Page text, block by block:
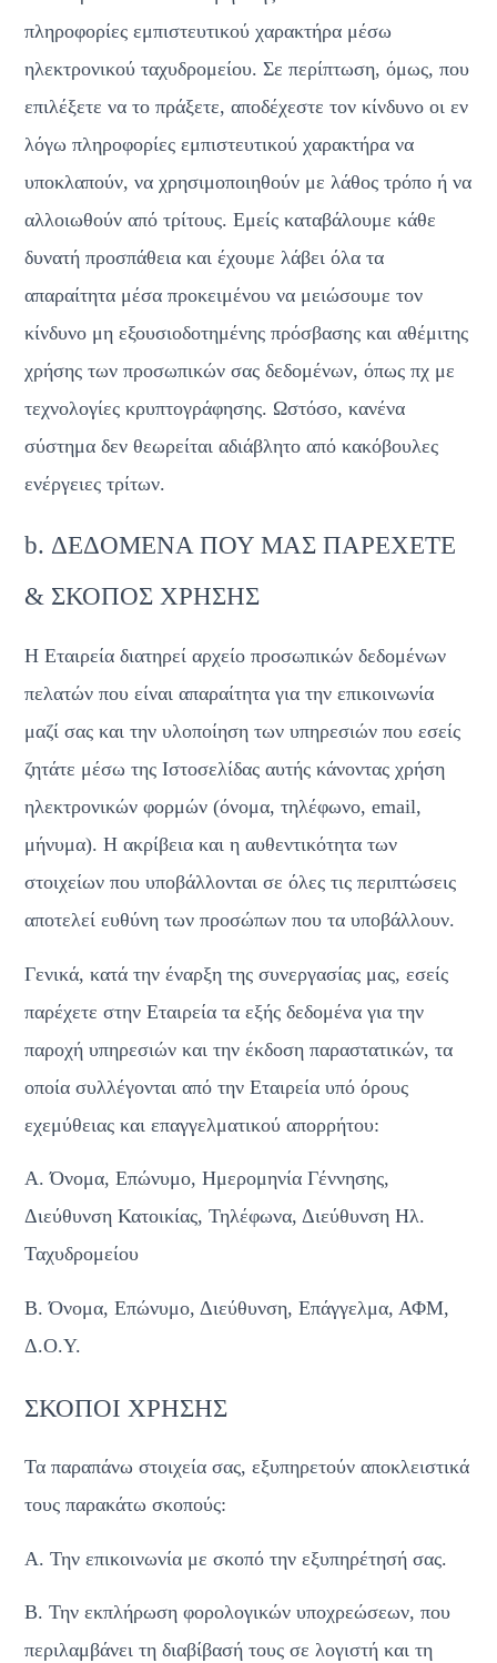
πληροφορίες εμπιστευτικού χαρακτήρα μέσω
ηλεκτρονικού ταχυδρομείου. Σε περίπτωση, όμως, που
επιλέξετε να το πράξετε, αποδέχεστε τον κίνδυνο οι εν
λόγω πληροφορίες εμπιστευτικού χαρακτήρα να
υποκλαπούν, να χρησιμοποιηθούν με λάθος τρόπο ή να
αλλοιωθούν από τρίτους. Εμείς καταβάλουμε κάθε
δυνατή προσπάθεια και έχουμε λάβει όλα τα
απαραίτητα μέσα προκειμένου να μειώσουμε τον
κίνδυνο μη εξουσιοδοτημένης πρόσβασης και αθέμιτης
χρήσης των προσωπικών σας δεδομένων, όπως πχ με
τεχνολογίες κρυπτογράφησης. Ωστόσο, κανένα
σύστημα δεν θεωρείται αδιάβλητο από κακόβουλες
ενέργειες τρίτων.
b. ΔΕΔΟΜΕΝΑ ΠΟΥ ΜΑΣ ΠΑΡΕΧΕΤΕ
& ΣΚΟΠΟΣ ΧΡΗΣΗΣ
Η Εταιρεία διατηρεί αρχείο προσωπικών δεδομένων
πελατών που είναι απαραίτητα για την επικοινωνία
μαζί σας και την υλοποίηση των υπηρεσιών που εσείς
ζητάτε μέσω της Ιστοσελίδας αυτής κάνοντας χρήση
ηλεκτρονικών φορμών (όνομα, τηλέφωνο, email,
μήνυμα). Η ακρίβεια και η αυθεντικότητα των
στοιχείων που υποβάλλονται σε όλες τις περιπτώσεις
αποτελεί ευθύνη των προσώπων που τα υποβάλλουν.
Γενικά, κατά την έναρξη της συνεργασίας μας, εσείς
παρέχετε στην Εταιρεία τα εξής δεδομένα για την
παροχή υπηρεσιών και την έκδοση παραστατικών, τα
οποία συλλέγονται από την Εταιρεία υπό όρους
εχεμύθειας και επαγγελματικού απορρήτου:
Α. Όνομα, Επώνυμο, Ημερομηνία Γέννησης,
Διεύθυνση Κατοικίας, Τηλέφωνα, Διεύθυνση Ηλ.
Ταχυδρομείου
Β. Όνομα, Επώνυμο, Διεύθυνση, Επάγγελμα, ΑΦΜ,
Δ.Ο.Υ.
ΣΚΟΠΟΙ ΧΡΗΣΗΣ
Τα παραπάνω στοιχεία σας, εξυπηρετούν αποκλειστικά
τους παρακάτω σκοπούς:
Α. Την επικοινωνία με σκοπό την εξυπηρέτησή σας.
Β. Την εκπλήρωση φορολογικών υποχρεώσεων, που
περιλαμβάνει τη διαβίβασή τους σε λογιστή και τη